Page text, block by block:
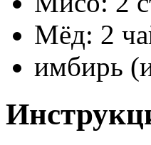
Мёд: 2
имбирь